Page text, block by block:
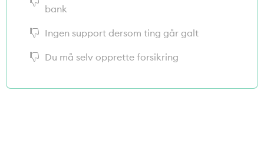
bank
Ingen support dersom ting går galt
Du må selv opprette forsikring